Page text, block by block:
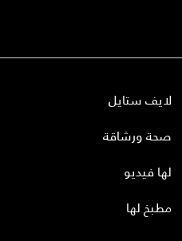
لايف ستايل
صحة ورشاقة
لها فيديو
مطبخ لها